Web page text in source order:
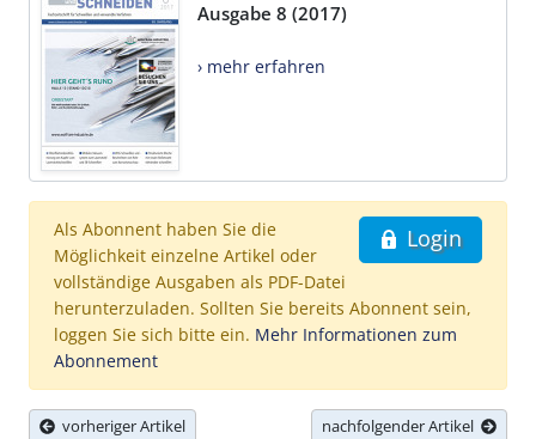
Ausgabe 8 (2017)
› mehr erfahren
Login
Als Abonnent haben Sie die
Möglichkeit einzelne Artikel oder
vollständige Ausgaben als PDF-Datei
herunterzuladen. Sollten Sie bereits Abonnent sein,
loggen Sie sich bitte ein. Mehr Informationen zum
Abonnement
vorheriger Artikel nachfolgender Artikel